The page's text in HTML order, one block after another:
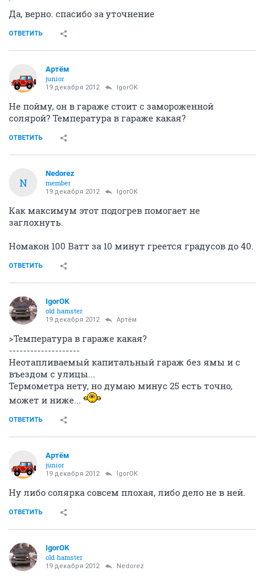
Да, верно. спасибо за уточнение
ОТВЕТИТЬ
Артём
juniоr
19 декабря 2012 IgorOK
Не пойму, он в гараже стоит с замороженной
солярой? Температура в гараже какая?
ОТВЕТИТЬ
N
Nedorez
member
19 декабря 2012 IgorOK
Как максимум этот подогрев помогает не
заглохнуть.
Номакон 100 Ватт за 10 минут греется градусов до 40.
ОТВЕТИТЬ
IgorOK
old hamster
19 декабря 2012 Артём
>Температура в гараже какая?
--------------------
Неотапливаемый капитальный гараж без ямы и с
въездом с улицы...
Термометра нету, но думаю минус 25 есть точно,
может и ниже...
ОТВЕТИТЬ
Артём
juniоr
19 декабря 2012 IgorOK
Ну либо солярка совсем плохая, либо дело не в ней.
ОТВЕТИТЬ
IgorOK
old hamster
19 декабря 2012 Nedorez